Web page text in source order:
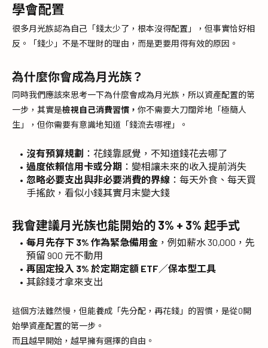
學會配置
很多月光族認為自己「錢太少了，根本沒得配置」，但事實恰好相
反。「錢少」不是不理財的理由，而是更要用得有效的原因。
為什麼你會成為月光族？
同時我們應該來思考一下為什麼會成為月光族，所以資產配置的第
一步，其實是檢視自己消費習慣， 你不需要大刀闊斧地「極簡人
生」，但你需要有意識地知道「錢流去哪裡」。
沒有預算規劃 ：花錢靠感覺，不知道錢花去哪了
過度依賴信用卡或分期 ：變相讓未來的收入提前消失
忽略必要支出與非必要消費的界線 ：每天外食、每天買
手搖飲，看似小錢其實月末變大錢
我會建議月光族也能開始的 3% + 3% 起手式
每月先存下 3% 作為緊急備用金 ，例如薪水 30,000，先
預留 900 元不動用
再固定投入 3% 於定期定額 ETF／保本型工具
其餘錢才拿來支出
這個方法雖然慢，但能養成「先分配，再花錢」的習慣，是從0開
始學資產配置的第一步。
而且越早開始，越早擁有選擇的自由。